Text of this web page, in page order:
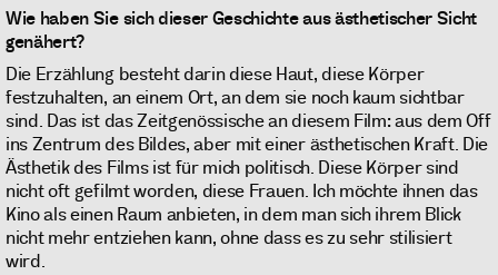
Wie haben Sie sich dieser Geschichte aus ästhetischer Sicht
genähert?
Die Erzählung besteht darin diese Haut, diese Körper
festzuhalten, an einem Ort, an dem sie noch kaum sichtbar
sind. Das ist das Zeitgenössische an diesem Film: aus dem Off
ins Zentrum des Bildes, aber mit einer ästhetischen Kraft. Die
Ästhetik des Films ist für mich politisch. Diese Körper sind
nicht oft gefilmt worden, diese Frauen. Ich möchte ihnen das
Kino als einen Raum anbieten, in dem man sich ihrem Blick
nicht mehr entziehen kann, ohne dass es zu sehr stilisiert
wird.